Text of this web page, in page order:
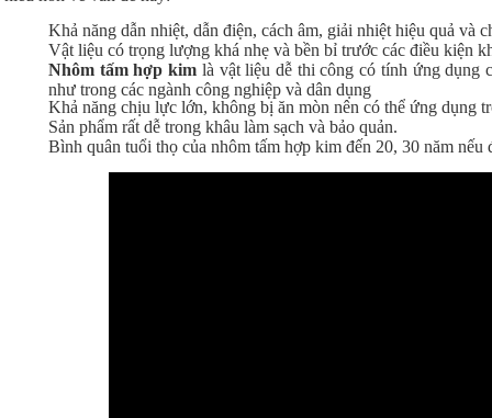
Khả năng dẫn nhiệt, dẫn điện, cách âm, giải nhiệt hiệu quả và
Vật liệu có trọng lượng khá nhẹ và bền bỉ trước các điều kiện
Nhôm tấm hợp kim là vật liệu dễ thi công có tính ứng
như trong các ngành công nghiệp và dân dụng
Khả năng chịu lực lớn, không bị ăn mòn nên có thể ứng dụng
Sản phẩm rất dễ trong khâu làm sạch và bảo quản.
Bình quân tuổi thọ của nhôm tấm hợp kim đến 20, 30 năm